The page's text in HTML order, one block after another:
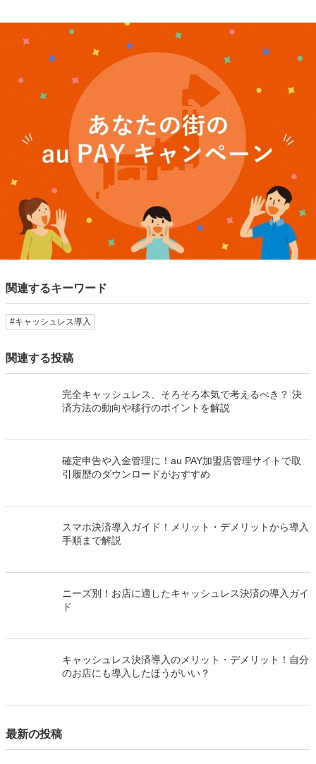
関連するキーワード
#キャッシュレス導入
関連する投稿
完全キャッシュレス、そろそろ本気で考えるべき？ 決
済方法の動向や移行のポイントを解説
確定申告や入金管理に！au PAY加盟店管理サイトで取
引履歴のダウンロードがおすすめ
スマホ決済導入ガイド！メリット・デメリットから導入
手順まで解説
ニーズ別！お店に適したキャッシュレス決済の導入ガイ
ド
キャッシュレス決済導入のメリット・デメリット！自分
のお店にも導入したほうがいい？
最新の投稿